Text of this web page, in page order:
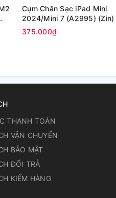
Cụm Chân Sạc iPad Mini
2024/Mini 7 (A2995) (Zin)
375.000₫
THANH TOÁN
VẬN CHUYỂN
BẢO MẬT
ĐỔI TRẢ
KIỂM HÀNG